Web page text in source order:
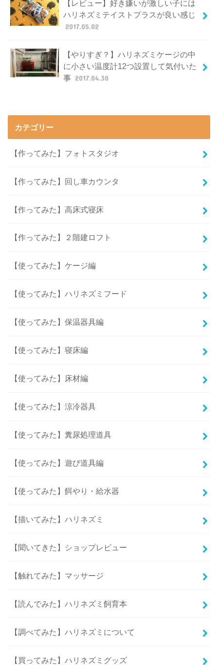
【レビュー】好き嫌いが激しい子には
ハリネズミテイストプラスが良い感じ
2017.05.02
【やりすぎ？】ハリネズミケージの中
に小さい温度計12つ設置して気付いた
事 2017.04.30
カテゴリー
【作ってみた】フォトスタジオ
【作ってみた】回し車カウンタ
【作ってみた】高床式寝床
【作ってみた】２階建ロフト
【使ってみた】ケージ編
【使ってみた】ハリネズミフード
【使ってみた】保温器具編
【使ってみた】寝床編
【使ってみた】床材編
【使ってみた】涼冷器具
【使ってみた】糞尿処理道具
【使ってみた】遊び道具編
【使ってみた】餌やり・給水器
【描いてみた】ハリネズミ
【聞いてきた】ショップレビュー
【触れてみた】マッサージ
【読んでみた】ハリネズミ飼育本
【調べてみた】ハリネズミについて
【買ってみた】ハリネズミグッズ